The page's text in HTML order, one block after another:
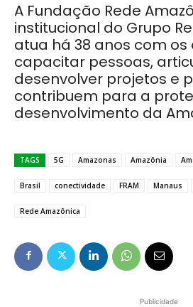
A Fundação Rede
institucional do Grupo
atua há 38 anos com os
capacitar pessoas,
desenvolver projetos e
contribuem para a
desenvolvimento da
TAGS 5G Amazonas Amazônia
Brasil conectividade FRAM Manaus
Rede Amazônica
Publicidade